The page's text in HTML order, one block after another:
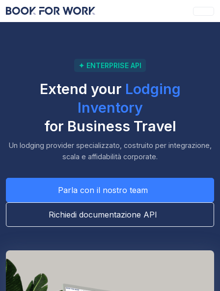
✦ ENTERPRISE API
Extend your Lodging
Inventory
for Business Travel
Un lodging provider specializzato, costruito per integrazione,
scala e affidabilità corporate.
Parla con il nostro team
Richiedi documentazione API